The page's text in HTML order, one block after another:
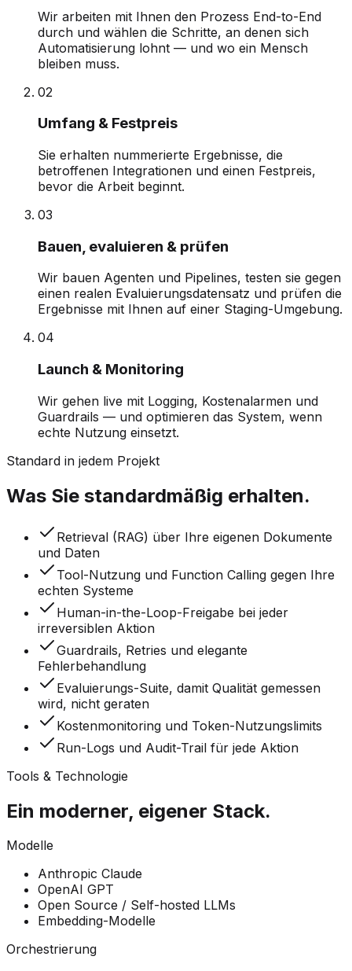
Wir arbeiten mit Ihnen den Prozess End-to-End
durch und wählen die Schritte, an denen sich
Automatisierung lohnt — und wo ein Mensch
bleiben muss.
02
Umfang & Festpreis
Sie erhalten nummerierte Ergebnisse, die
betroffenen Integrationen und einen Festpreis,
bevor die Arbeit beginnt.
03
Bauen, evaluieren & prüfen
Wir bauen Agenten und Pipelines, testen sie gegen
einen realen Evaluierungsdatensatz und prüfen die
Ergebnisse mit Ihnen auf einer Staging-Umgebung.
04
Launch & Monitoring
Wir gehen live mit Logging, Kostenalarmen und
Guardrails — und optimieren das System, wenn
echte Nutzung einsetzt.
Standard in jedem Projekt
Was Sie standardmäßig erhalten.
Retrieval (RAG) über Ihre eigenen Dokumente
und Daten
Tool-Nutzung und Function Calling gegen Ihre
echten Systeme
Human-in-the-Loop-Freigabe bei jeder
irreversiblen Aktion
Guardrails, Retries und elegante
Fehlerbehandlung
Evaluierungs-Suite, damit Qualität gemessen
wird, nicht geraten
Kostenmonitoring und Token-Nutzungslimits
Run-Logs und Audit-Trail für jede Aktion
Tools & Technologie
Ein moderner, eigener Stack.
Modelle
Anthropic Claude
OpenAI GPT
Open Source / Self-hosted LLMs
Embedding-Modelle
Orchestrierung